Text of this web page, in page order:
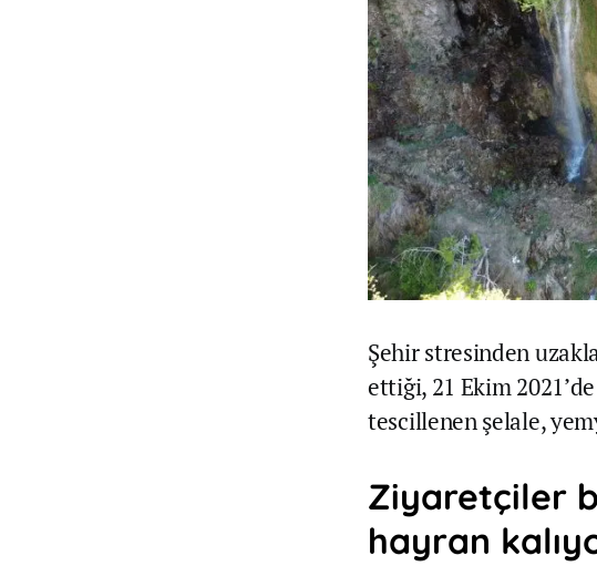
Şehir stresinden
ettiği, 21 Ekim
tescillenen şelale,
Ziyaretçiler
hayran